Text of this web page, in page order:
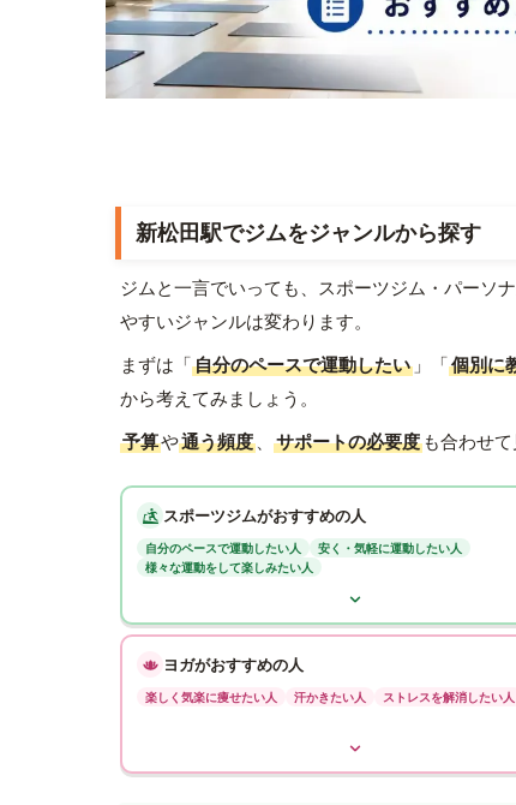
新松田駅でジムをジャンルから探す
ジムと一言でいっても、スポーツジム・パーソ
やすいジャンルは変わります。
まずは「自分のペースで運動したい 」「個別に
から考えてみましょう。
予算や通う頻度 、 サポートの必要度 も合わせ
スポーツジムがおすすめの人
自分のペースで運動したい人
安く・気軽に運動したい人
様々な運動をして楽しみたい人
ヨガがおすすめの人
楽しく気楽に痩せたい人 汗かきたい人 ストレスを解消したい人